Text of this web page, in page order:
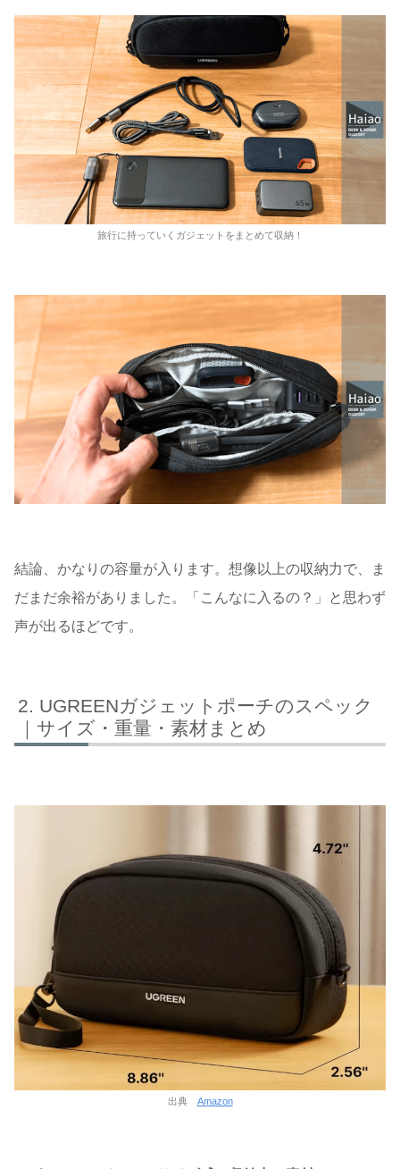
旅行に持っていくガジェットをまとめて収納！
結論、かなりの容量が入ります。想像以上の収納力で、ま
だまだ余裕がありました。「こんなに入るの？」と思わず
声が出るほどです。
UGREENガジェットポーチのスペック
｜サイズ・重量・素材まとめ
出典 Amazon